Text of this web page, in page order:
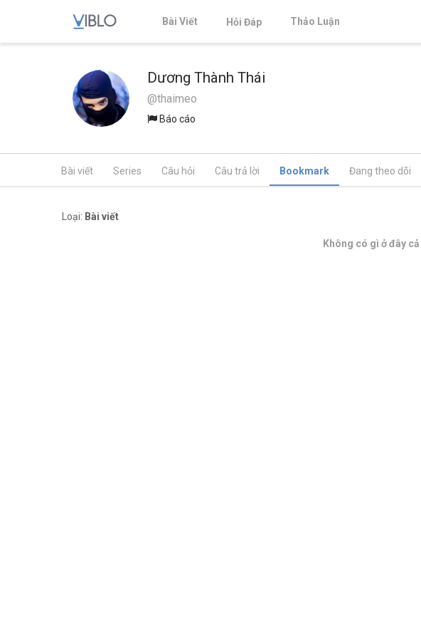
Bài Viết Hỏi Đáp Thảo Luận
Dương Thành Thái
@thaimeo
Báo cáo
Bài viết Series Câu hỏi Câu trả lời Bookmark Đang theo dõi
Loại: Bài viết
Không có gì ở đây cả